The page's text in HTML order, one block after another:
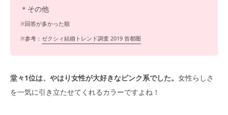
＊その他
※回答が多かった順
※参考： ゼクシィ結婚トレンド調査 2019 首都圏
堂々1位は、やはり女性が大好きなピンク系でした。 女性らしさ
を一気に引き立たせてくれるカラーですよね！